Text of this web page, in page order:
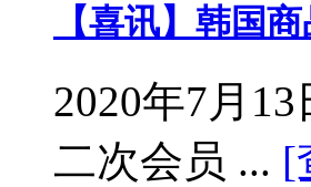
【喜讯】韩国
2020年7月
二次会员 ... [